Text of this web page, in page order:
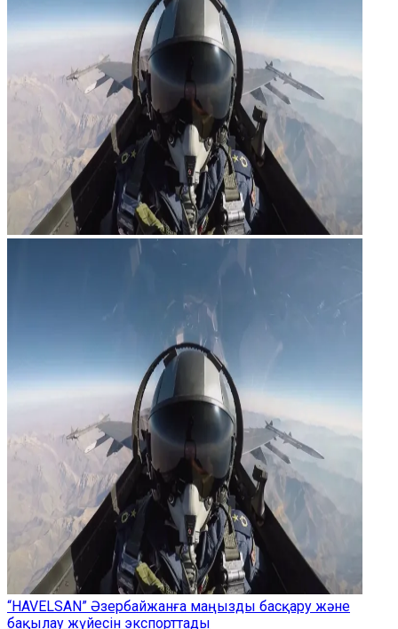
“HAVELSAN” Әзербайжанға маңызды басқару және
бақылау жүйесін экспорттады